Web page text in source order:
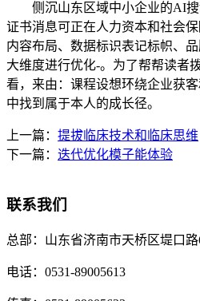
侧沉山东区域中小企业的AI搜
证书消息可正在人力资本和社会
内容布局、数据标识表记标帜、
大维度进行优化-。为了帮帮读者
看，来由：课程设想环绕企业获
中找到属于本人的成长径。
上一篇： 提拔临床技术和临床思维
下一篇： 迭代优化模子能体验
联系我们
总部： 山东省济南市天桥区堤口
电话： 0531-89005613